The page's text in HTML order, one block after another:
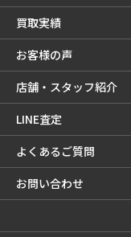
買取実績
お客様の声
店舗・スタッフ紹介
LINE査定
よくあるご質問
お問い合わせ